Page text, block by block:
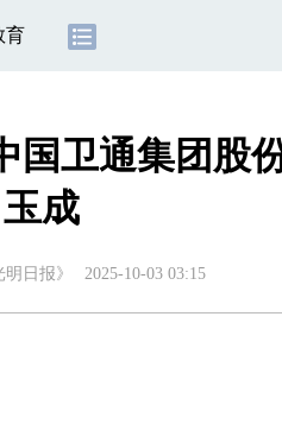
育
卫通集团股
玉成
日报》 2025-10-03 03:15